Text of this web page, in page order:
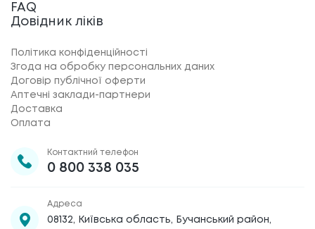
FAQ
Довідник ліків
Політика конфіденційності
Згода на обробку персональних даних
Договір публічної оферти
Аптечні заклади-партнери
Доставка
Оплата
Контактний телефон
0 800 338 035
Адреса
08132, Київська область, Бучанський район,